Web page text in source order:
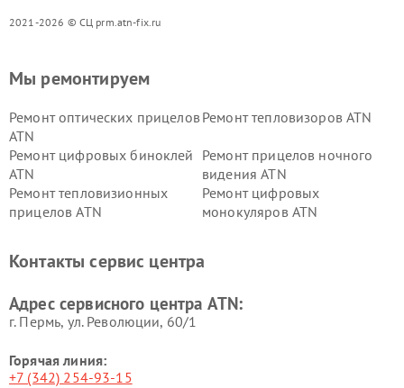
2021-2026 © СЦ prm.atn-fix.ru
Мы ремонтируем
Ремонт оптических прицелов
ATN
Ремонт тепловизоров ATN
Ремонт цифровых биноклей
ATN
Ремонт прицелов ночного
видения ATN
Ремонт тепловизионных
прицелов ATN
Ремонт цифровых
монокуляров ATN
Контакты сервис центра
Адрес сервисного центра ATN:
г. Пермь, ул. ​Революции, 60/1
Горячая линия:
+7 (342) 254-93-15